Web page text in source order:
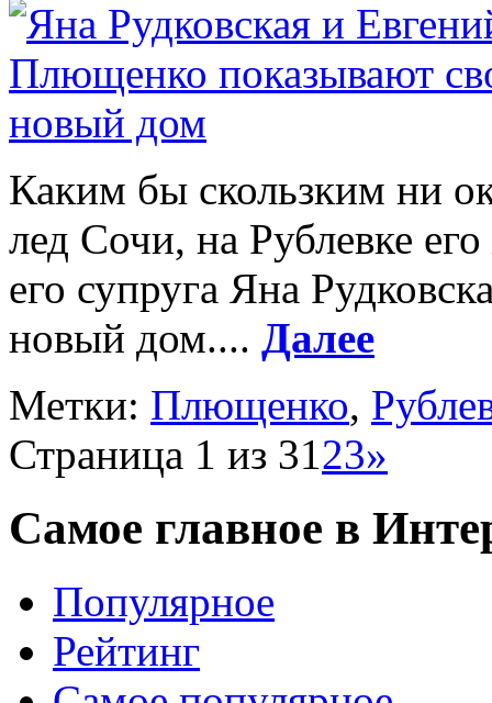
Каким бы скользким ни
лед Сочи, на Рублевке
его супруга Яна
новый дом.... Далее
Метки: Плющенко,
Страница 1 из 3123»
Самое главное в
Популярное
Рейтинг